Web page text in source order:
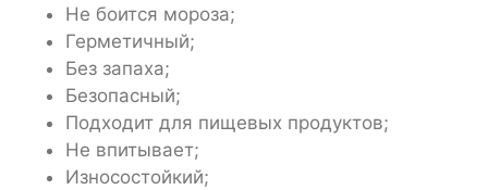
Не боится мороза;
Герметичный;
Без запаха;
Безопасный;
Подходит для пищевых продуктов;
Не впитывает;
Износостойкий;